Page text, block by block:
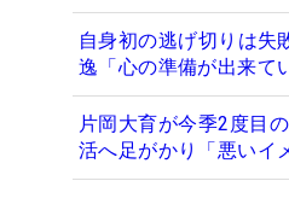
自身初の逃げ切りは
逸「心の準備が出来て
片岡大育が今季2度目
活へ足がかり「悪いイ